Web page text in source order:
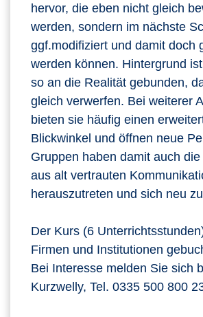
hervor, die eben nicht gleich
werden, sondern im nächste
ggf.modifiziert und damit doch
werden können. Hintergrund
so an die Realität gebunden,
gleich verwerfen. Bei weiterer
bieten sie häufig einen
Blickwinkel und öffnen neue
Gruppen haben damit auch
aus alt vertrauten
herauszutreten und sich neu
Der Kurs (6
Firmen und Institutionen
Bei Interesse melden Sie sich
Kurzwelly, Tel. 0335 500 800